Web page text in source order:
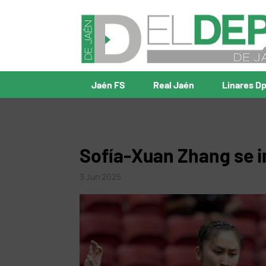
Jaén FS Real Jaén Linares
Sofía-Xuan Zhang se